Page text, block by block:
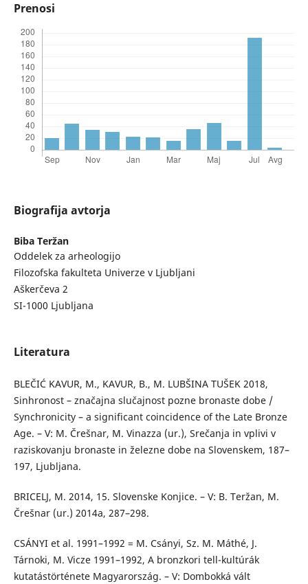
Prenosi
Biografija avtorja
Biba Teržan
Oddelek za arheologijo
Filozofska fakulteta Univerze v Ljubljani
Aškerčeva 2
SI-1000 Ljubljana
Literatura
BLEČIĆ KAVUR, M., KAVUR, B., M. LUBŠINA TUŠEK 2018,
Sinhronost – značajna slučajnost pozne bronaste dobe /
Synchronicity – a significant coincidence of the Late Bronze
Age. – V: M. Črešnar, M. Vinazza (ur.), Srečanja in vplivi v
raziskovanju bronaste in železne dobe na Slovenskem, 187–
197, Ljubljana.
BRICELJ, M. 2014, 15. Slovenske Konjice. – V: B. Teržan, M.
Črešnar (ur.) 2014a, 287–298.
CSÁNYI et al. 1991–1992 = M. Csányi, Sz. M. Máthé, J.
Tárnoki, M. Vicze 1991–1992, A bronzkori tell-kultúrák
kutatástörténete Magyarország. – V: Dombokká vált